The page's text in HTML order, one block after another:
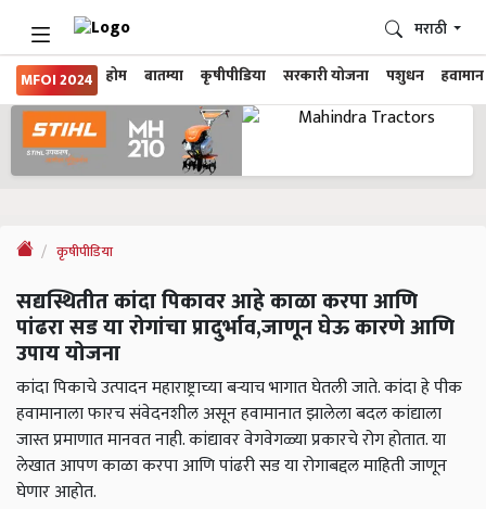
MFOI 2024 होम बातम्या कृषीपीडिया सरकारी योजना पशुधन हवामान
मराठी
कृषीपीडिया
सद्यस्थितीत कांदा पिकावर आहे काळा करपा आणि
पांढरा सड या रोगांचा प्रादुर्भाव,जाणून घेऊ कारणे आणि
उपाय योजना
कांदा पिकाचे उत्पादन महाराष्ट्राच्या बऱ्याच भागात घेतली जाते. कांदा हे पीक
हवामानाला फारच संवेदनशील असून हवामानात झालेला बदल कांद्याला
जास्त प्रमाणात मानवत नाही. कांद्यावर वेगवेगळ्या प्रकारचे रोग होतात. या
लेखात आपण काळा करपा आणि पांढरी सड या रोगाबद्दल माहिती जाणून
घेणार आहोत.